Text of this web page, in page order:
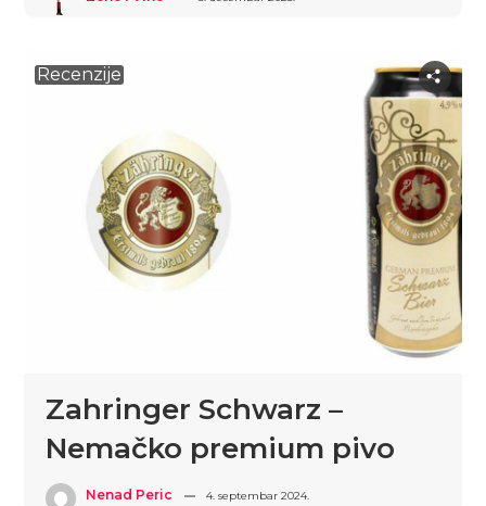
Recenzije
Zahringer Schwarz –
Nemačko premium pivo
Nenad Peric 4. septembar 2024.